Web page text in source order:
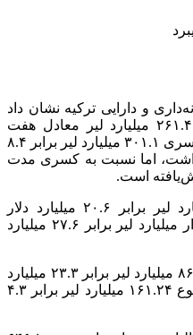
و دارایی ترکیه نشان داد
که کسری بودجه در ماه مارس ۲۶۱.۴ میلیارد لیر معادل هفت
میلیارد دلار بوده که در مقایسه با کسری ۳۰۱.۱ میلیارد لیر برابر ۸.۴
داشت، اما نسبت به کسری مدت
درآمدهای بودجه به ۷۶۶.۲۶ میلیارد لیر برابر ۲۰.۶ میلیارد دلار
رسید، درحالی‌که هزینه‌ها ۱.۰۲ هزار میلیارد لیر برابر ۲۷.۶ میلیارد
همچنین مخارج بدون بهره، به ۸۶۶.۴۸ میلیارد لیر برابر ۲۳.۳ میلیارد
دلار رسید که سود پرداختی درمجموع ۱۶۱.۲۴ میلیارد لیر برابر ۴.۳